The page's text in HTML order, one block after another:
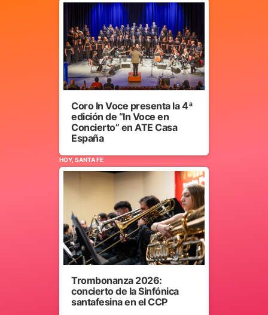
Coro In Voce presenta la 4ª
edición de “In Voce en
Concierto” en ATE Casa
España
HOY, SANTA FE
Trombonanza 2026:
concierto de la Sinfónica
santafesina en el CCP